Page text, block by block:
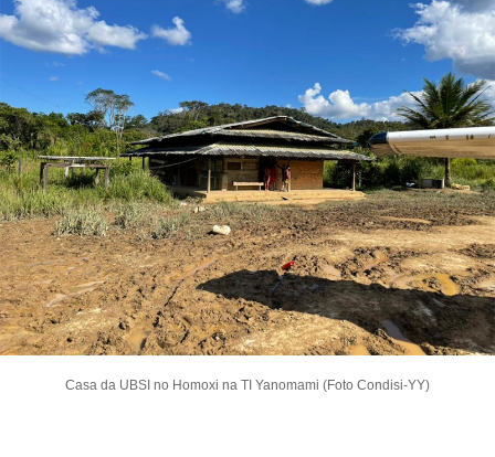
Casa da UBSI no Homoxi na TI Yanomami (Foto Condisi-YY)